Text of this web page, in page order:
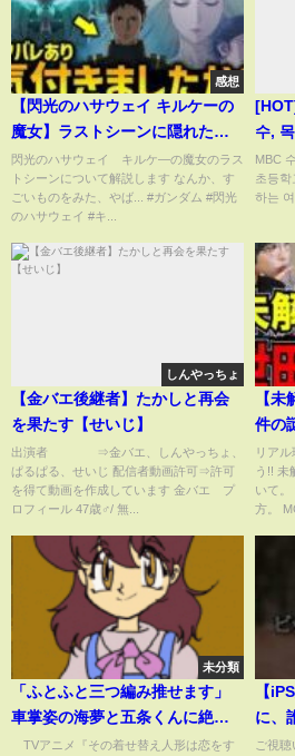
感想
【閃光のハサウェイ キルケーの
魔女】ラストシーンに隠れた意
味とは？原作と細かすぎる描写
で解説する閃光のハサウェイ
キルケーの魔女解説考察｜ネタ
閃光のハサウェイ キルケ―の魔女のラス
トシーンについて解説します なんか、す
ごいものをみた、やば... #ガンダム #閃光
のハサウェイ #キ...
수,
MBC
초등학
하는
しんやっちょ
【金バエ後継者】たかしと再会
を果たす【せいじ】
出演者 ⇒金バエ、しんやっちょ、
ぱるぱる、せいじ 配信者動画許可⇒許可
を得て動画を作成しています 金バエ プ
ロフィール 47歳♂/ 無...
【
件の
リア
う!! 未
いて
方。
未分類
「ふとふと三つ編み推せます」
車掌姿の海夢と五条くんに絶賛
の声！『その着せ替え人形は恋
TVアニメ『その着せ替え人形は恋をす
【
に、
てく
ご視